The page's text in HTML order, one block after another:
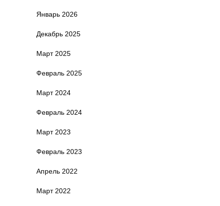
Январь 2026
Декабрь 2025
Март 2025
Февраль 2025
Март 2024
Февраль 2024
Март 2023
Февраль 2023
Апрель 2022
Март 2022